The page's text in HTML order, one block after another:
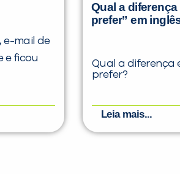
e-mail de
e ficou
Qual a diferença
prefer” em
Qual a diferença
prefer?
Leia mais...